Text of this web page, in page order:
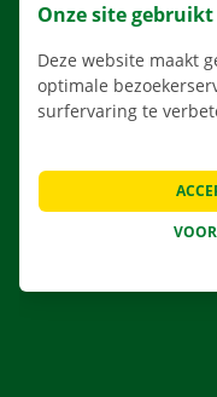
Onze site
Deze website maakt
optimale
surfervaring te